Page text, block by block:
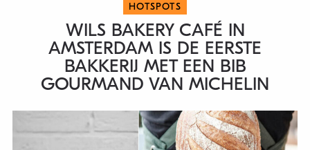
HOTSPOTS
WILS BAKERY CAFÉ IN
AMSTERDAM IS DE EERSTE
BAKKERIJ MET EEN BIB
GOURMAND VAN MICHELIN